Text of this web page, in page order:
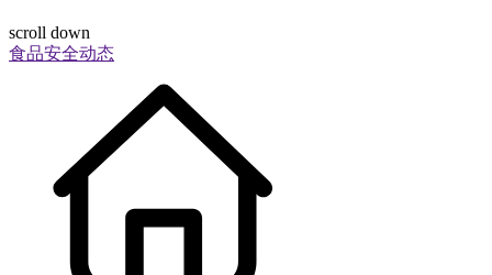
scroll down
食品安全动态